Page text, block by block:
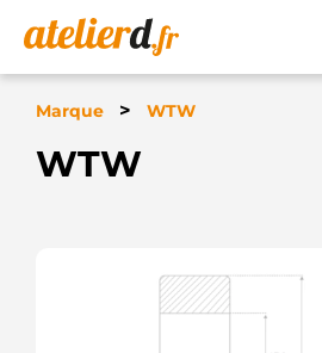
Marque > WTW
WTW